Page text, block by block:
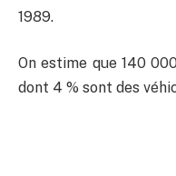
1989.
On estime que 140
dont 4 % sont des